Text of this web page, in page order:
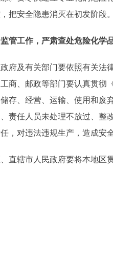
把安全隐患消灭在初发阶段
管工作，严肃查处危险化学
及有关部门要依照有关法律
商、邮政等部门要认真贯
存、经营、运输、使用和废
责任人员未处理不放过、整
，对违法违规生产，造成安
辖市人民政府要将本地区贯